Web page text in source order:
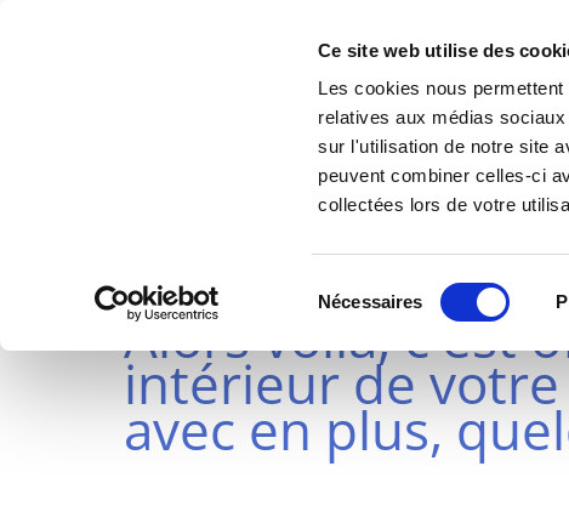
Ce site web utilise des
Les cookies nous
relatives aux médias
sur l'utilisation de notre site
peuvent combiner celles-ci
collectées lors de votre
du
Nécessaires
LAVAGE AUTO
Vous vouliez un
Alors voila, c'est
intérieur de
avec en plus,